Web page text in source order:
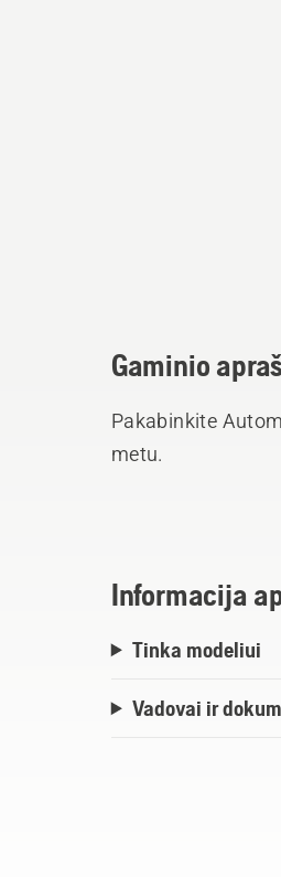
Gaminio
Pakabinkite
metu.
Informacija
Tinka modeliui
Vadovai ir